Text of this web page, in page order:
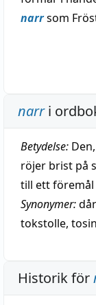
narrsom
narri
Betydelse:
röjer brist på
till ett
Synonymer:
tokstolle,
Historik för